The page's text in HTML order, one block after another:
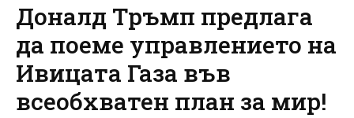
Доналд Тръмп предлага
да поеме управлението на
Ивицата Газа във
всеобхватен план за мир!